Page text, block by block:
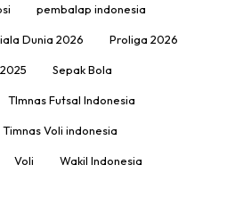
pembalap indonesia
Dunia 2026 Proliga 2026
Sepak Bola
TImnas Futsal Indonesia
Timnas Voli indonesia
Voli Wakil Indonesia